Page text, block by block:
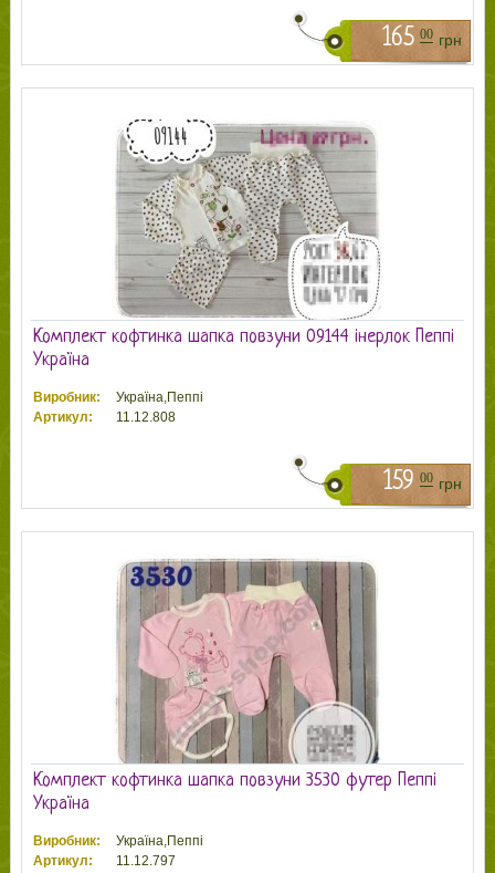
165 00 грн
Комплект кофтинка шапка повзуни 09144 інерлок Пеппі
Україна
Виробник:
Україна,Пеппі
Артикул:
11.12.808
159 00 грн
Комплект кофтинка шапка повзуни 3530 футер Пеппі
Україна
Виробник:
Україна,Пеппі
Артикул:
11.12.797